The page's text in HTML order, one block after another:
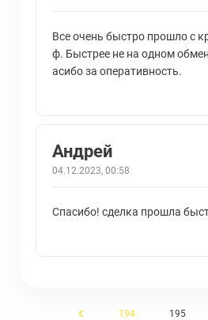
Все очень быстро прошло с
ф. Быстрее не на одном
асибо за оперативность.
Андрей
04.12.2023, 00:58
Спасибо! сделка прошла
← 194 195